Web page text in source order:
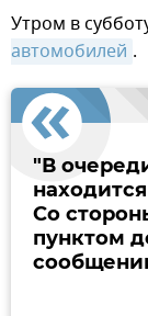
Утром в
автомобилей .
"В
Со
пунктом